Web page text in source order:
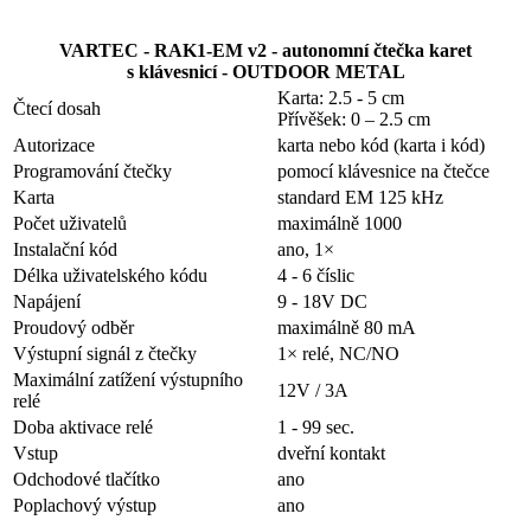
VARTEC - RAK1-EM v2 - autonomní čtečka karet
s klávesnicí - OUTDOOR METAL
Čtecí dosah
Karta: 2.5 - 5 cm
Přívěšek: 0 – 2.5 cm
Autorizace
karta nebo kód (karta i kód)
Programování čtečky
pomocí klávesnice na čtečce
Karta
standard EM 125 kHz
Počet uživatelů
maximálně 1000
Instalační kód
ano, 1×
Délka uživatelského kódu
4 - 6 číslic
Napájení
9 - 18V DC
Proudový odběr
maximálně 80 mA
Výstupní signál z čtečky
1× relé, NC/NO
Maximální zatížení výstupního
relé
12V / 3A
Doba aktivace relé
1 - 99 sec.
Vstup
dveřní kontakt
Odchodové tlačítko
ano
Poplachový výstup
ano